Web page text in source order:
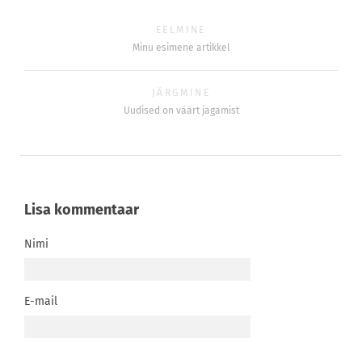
EELMINE
Minu esimene artikkel
JÄRGMINE
Uudised on väärt jagamist
Lisa kommentaar
Nimi
E-mail